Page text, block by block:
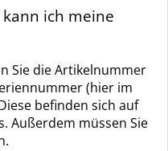
ich meine
Sie die Artikelnummer
(hier im
befinden sich auf
Außerdem müssen Sie